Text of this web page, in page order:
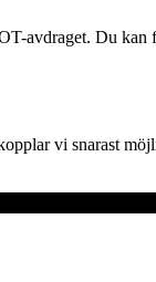
avdraget. Du
vi snarast